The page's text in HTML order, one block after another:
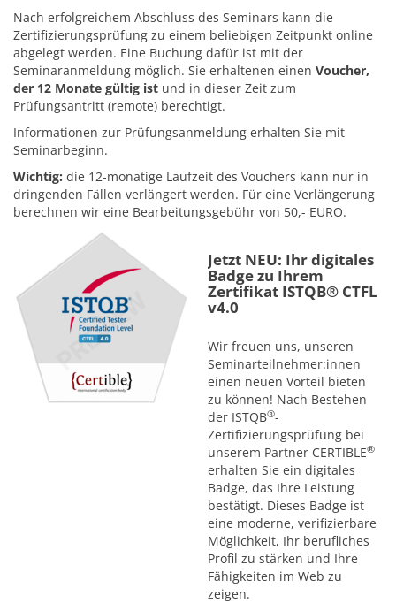
Nach erfolgreichem Abschluss des Seminars kann die
Zertifizierungsprüfung zu einem beliebigen Zeitpunkt online
abgelegt werden. Eine Buchung dafür ist mit der
Seminaranmeldung möglich. Sie erhaltenen einen Voucher,
der 12 Monate gültig ist und in dieser Zeit zum
Prüfungsantritt (remote) berechtigt.
Informationen zur Prüfungsanmeldung erhalten Sie mit
Seminarbeginn.
Wichtig: die 12-monatige Laufzeit des Vouchers kann nur in
dringenden Fällen verlängert werden. Für eine Verlängerung
berechnen wir eine Bearbeitungsgebühr von 50,- EURO.
Jetzt NEU: Ihr digitales
Badge zu Ihrem
Zertifikat ISTQB® CTFL
v4.0
Wir freuen uns, unseren
Seminarteilnehmer:innen
einen neuen Vorteil bieten
zu können! Nach Bestehen
der ISTQB®-
Zertifizierungsprüfung bei
unserem Partner CERTIBLE®
erhalten Sie ein digitales
Badge, das Ihre Leistung
bestätigt. Dieses Badge ist
eine moderne, verifizierbare
Möglichkeit, Ihr berufliches
Profil zu stärken und Ihre
Fähigkeiten im Web zu
zeigen.